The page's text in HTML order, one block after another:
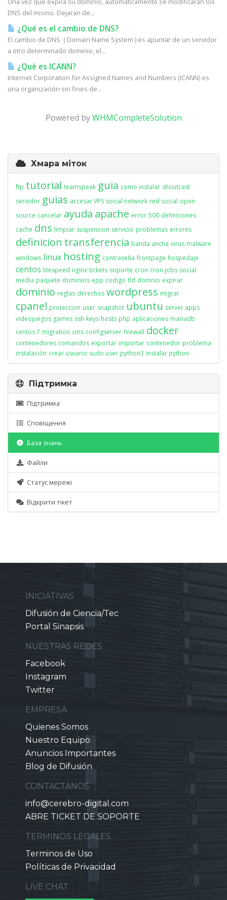
DNS del mismo. Dejaran de...
¿Qué es el cambio de DNS?
El cambio de DNS ( Domain Name System ) es apuntar de un servidor
a otro determinado dominio, el...
¿Qué es ICANN?
Internet Corporation for Assigned Names and Numbers (ICANN) es
una organización sin fines de...
Powered byWHMCompleteSolution
Хмара міток
ftp tutorial teamspeak guia como instalar shoutcast
servidor guias accesar VPS social network red social open
source cancelar ayuda apache error 500 definiciones
cache dns limpiar suspencion servicio problemas errores
definicion transferencia banda ancha virus malware
windows linux hosting contraseña frontpage hospedaje
centos litespeed nginx tickets soporte cron cron jobs social
media paquete dominios epp codigo tld domnio expirar
dominio reglas derechos wordpress migrar
cpanel proteccion user snapshot ubuntu server apps
videojuegos games ssh keys hosts php aplicaciones mariadb
centos 7 migration cms configserver firewall docker
contenedores comandos exportar importar contenedor problema
instalación crear usuario sudo user python3 instalar python
Підтримка
Підтримка
Сповіщення
База знань
Файли
Статус мережі
Відкрити тікет
INICIATIVAS
Difusión de Ciencia/Tec
Portal Sinapsis
NUESTRAS REDES
Facebook
Instagram
Twitter
EMPRESA
Quienes Somos
Nuestro Equipo
Anuncios Importantes
Blog de Difusión
CONTACTANOS
info@cerebro-digital.com
ABRE TICKET DE SOPORTE
TERMINOS LEGALES
Terminos de Uso
Políticas de Privacidad
LIVE CHAT